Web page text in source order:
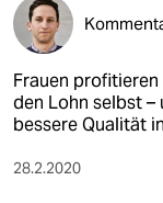
Frauen
den Lohn selbst
bessere Qualität
28.2.2020